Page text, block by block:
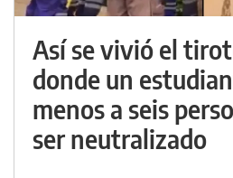
Así se vivió el
donde un
menos a seis
ser neutralizado